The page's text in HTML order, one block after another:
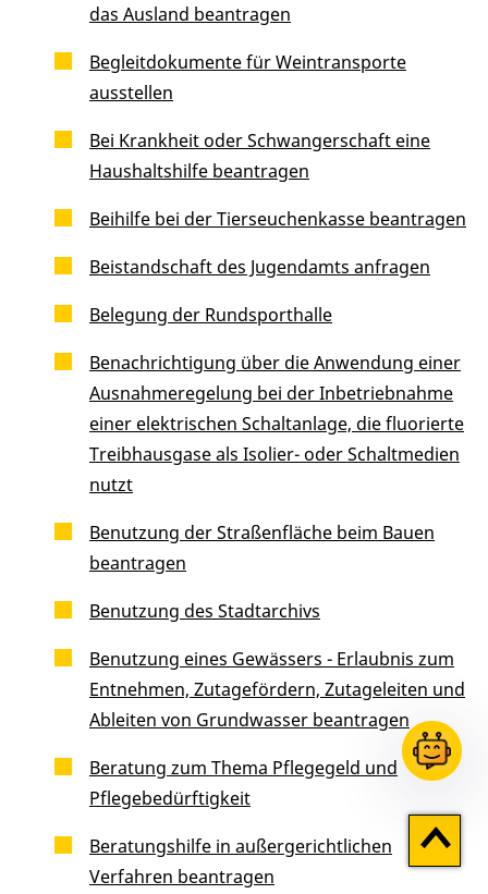
das Ausland beantragen
Begleitdokumente für Weintransporte
ausstellen
Bei Krankheit oder Schwangerschaft eine
Haushaltshilfe beantragen
Beihilfe bei der Tierseuchenkasse beantragen
Beistandschaft des Jugendamts anfragen
Belegung der Rundsporthalle
Benachrichtigung über die Anwendung einer
Ausnahmeregelung bei der Inbetriebnahme
einer elektrischen Schaltanlage, die fluorierte
Treibhausgase als Isolier- oder Schaltmedien
nutzt
Benutzung der Straßenfläche beim Bauen
beantragen
Benutzung des Stadtarchivs
Benutzung eines Gewässers - Erlaubnis zum
Entnehmen, Zutagefördern, Zutageleiten und
Ableiten von Grundwasser beantragen
Beratung zum Thema Pflegegeld und
Pflegebedürftigkeit
Beratungshilfe in außergerichtlichen
Verfahren beantragen
Zum